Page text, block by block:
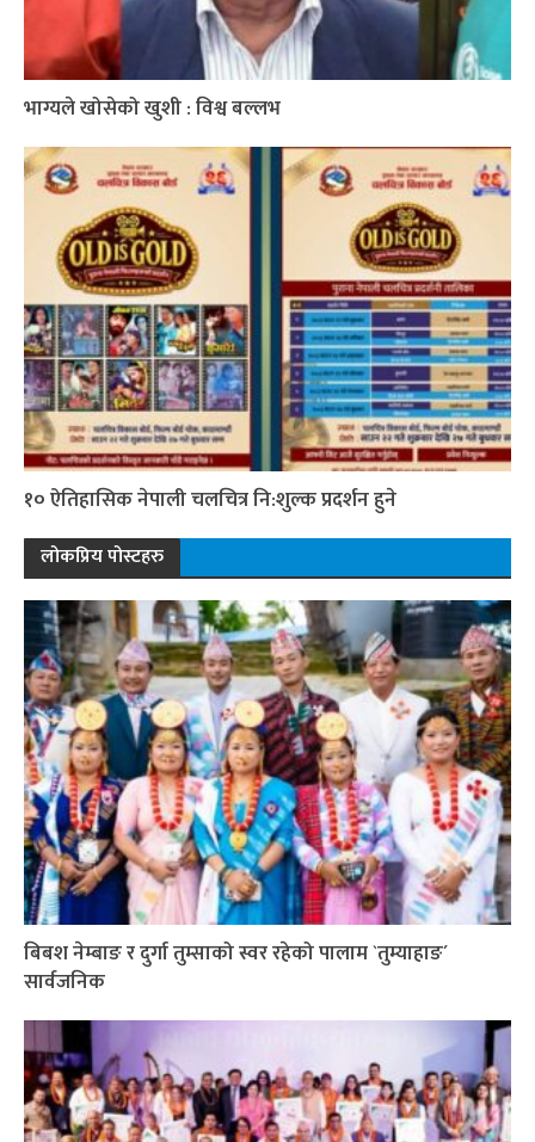
भाग्यले खोसेको खुशी : विश्व बल्लभ
१० ऐतिहासिक नेपाली चलचित्र नि:शुल्क प्रदर्शन हुने
लोकप्रिय पोस्टहरु
बिबश नेम्बाङ र दुर्गा तुम्साको स्वर रहेको पालाम `तुम्याहाङ´
सार्वजनिक